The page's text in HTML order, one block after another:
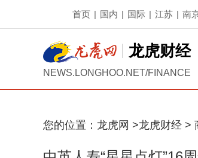
首页 | 国内 | 国际 | 江苏 | 南
龙虎财经
NEWS.LONGHOO.NET/FINANCE
您的位置： 龙虎网 >龙虎财经 >